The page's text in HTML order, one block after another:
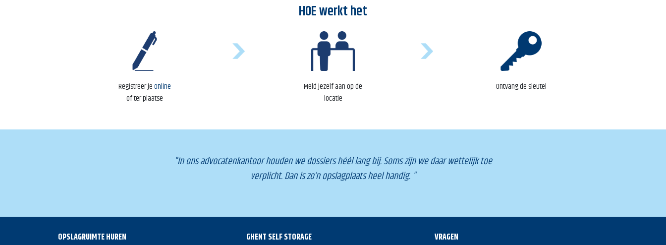
HOEwerkt het
Registreer jeonline
ofter plaatse
Meld jezelf aanop de
locatie
Ontvang desleutel
"In ons advocatenkantoor houden we dossiers héél lang bij. Soms zijn we daar wettelijk toe
verplicht. Dan is zo’n opslagplaats heel handig. "
OPSLAGRUIMTE HUREN GHENT SELF STORAGE VRAGEN